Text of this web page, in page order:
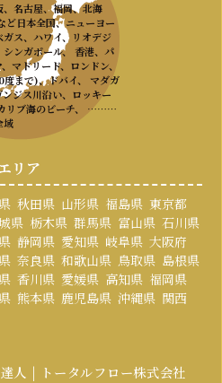
、名古屋、福岡、北海
ど日本全国、ニューヨー
ガス、ハワイ、リオデジ
シンガポール、 香港、パ
、マドリード、ロンドン、
まで)、ドバイ、 マダガ
ンジス川沿い、ロッキー
リブ海のビーチ、 ………
域
リア
秋田県 山形県 福島県 東京都
県 栃木県 群馬県 富山県 石川県
静岡県 愛知県 岐阜県 大阪府
奈良県 和歌山県 鳥取県 島根県
香川県 愛媛県 高知県 福岡県
熊本県 鹿児島県 沖縄県 関西
| トータルフロー株式会社